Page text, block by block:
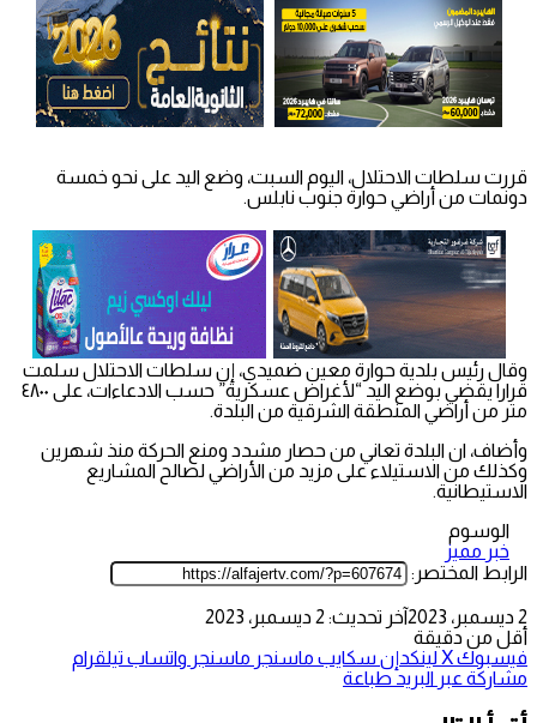
قررت سلطات الاحتلال، اليوم السبت، وضع اليد على نحو خمسة
دونمات من أراضي حوارة جنوب نابلس.
وقال رئيس بلدية حوارة معين ضميدي، إن سلطات الاحتلال سلمت
قرارا يقضي بوضع اليد “لأغراض عسكرية” حسب الادعاءات، على ٤٨٠٠
متر من أراضي المنطقة الشرقية من البلدة.
وأضاف، ان البلدة تعاني من حصار مشدد ومنع الحركة منذ شهرين
وكذلك من الاستيلاء على مزيد من الأراضي لصالح المشاريع
الاستيطانية.
الوسوم
خبر مميز
الرابط المختصر:
2 ديسمبر، 2023
آخر تحديث: 2 ديسمبر، 2023
أقل من دقيقة
فيسبوك‫Xلينكدإن سكايب ماسنجر ماسنجر واتساب تيلقرام
مشاركة عبر البريد طباعة